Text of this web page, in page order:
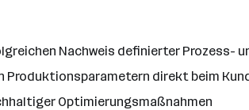
Nachweis definierter Prozess-
Produktionsparametern direkt beim
Optimierungsmaßnahmen